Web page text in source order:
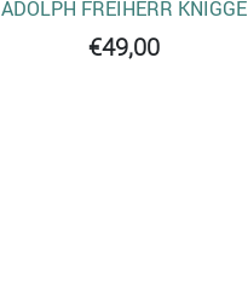
ADOLPH FREIHERR KNIGGE
€49,00